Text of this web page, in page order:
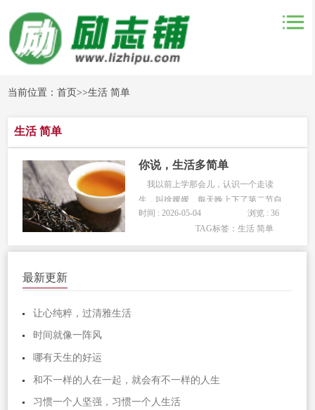
当前位置：首页>>生活 简单
生活 简单
你说，生活多简单
我以前上学那会儿，认识一个走读
生，叫徐媛媛，每天晚上下了第二节自
习，她会骑着自行车回家，她的自行车
常常放在女生宿舍楼前的车棚里，那时
时间 : 2026-05-04
浏览 : 36
TAG标签：生活 简单
最新更新
让心纯粹，过清雅生活
时间就像一阵风
哪有天生的好运
和不一样的人在一起，就会有不一样的人生
习惯一个人坚强，习惯一个人生活